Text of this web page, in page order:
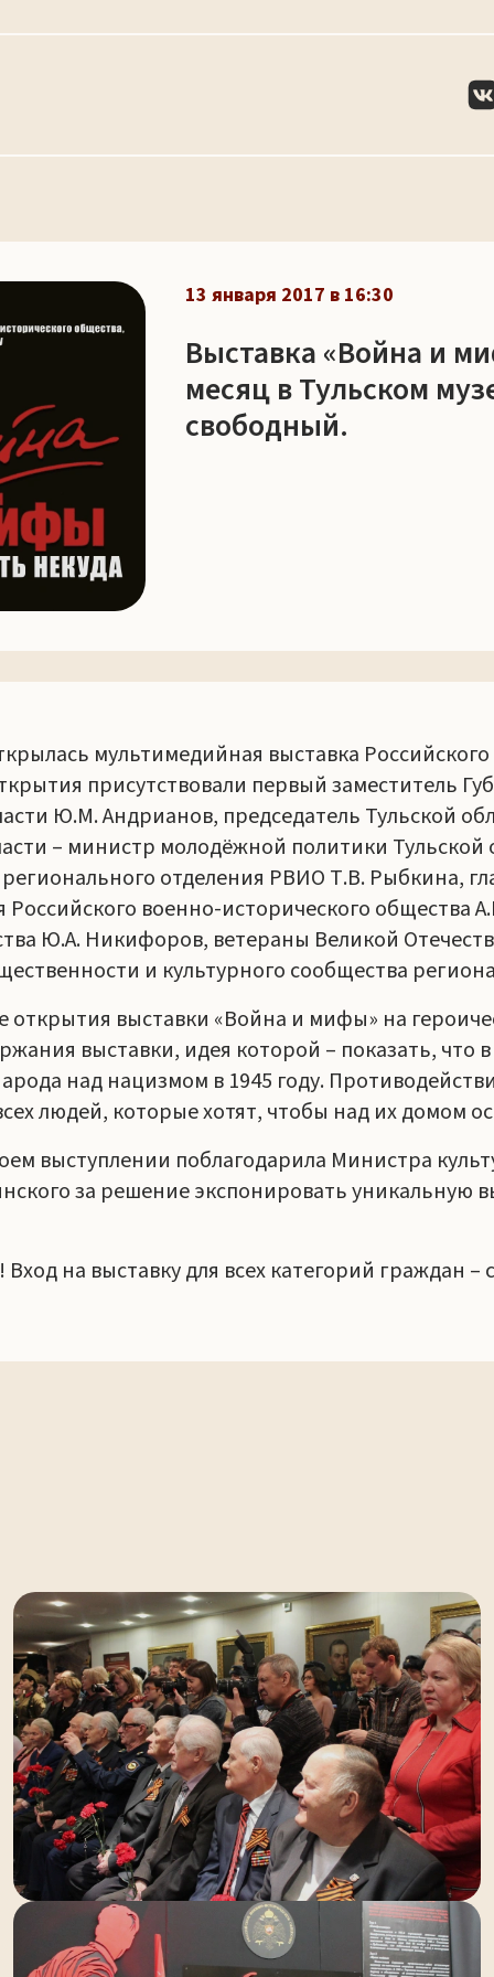
13 января 2017 в 16:30
Выставка «Война и
месяц в Тульском
свободный.
мультимедийная выставка
присутствовали первый заместитель
Ю.М. Андрианов, председатель Тульской
– министр молодёжной политики
отделения РВИО Т.В. Рыбкина,
военно-исторического общества
Ю.А. Никифоров, ветераны Великой
и культурного сообщества
выставки «Война и мифы» на
выставки, идея которой – показать, что
над нацизмом в 1945 году.
людей, которые хотят, чтобы над их домом
выступлении поблагодарила Министра
за решение экспонировать уникальную
на выставку для всех категорий граждан –